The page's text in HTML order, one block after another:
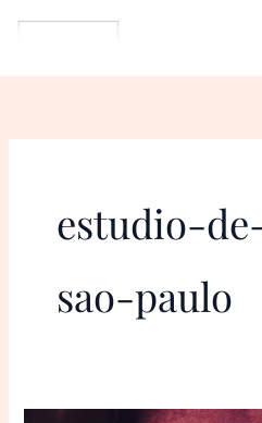
estudio-
sao-paulo